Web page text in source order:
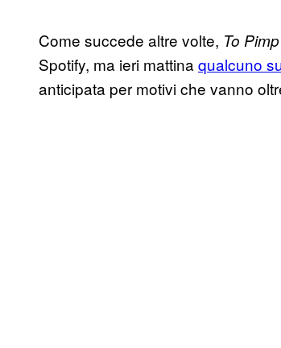
Come succede altre volte, To
Spotify, ma ieri mattinaqualcuno
anticipata per motivi che vanno